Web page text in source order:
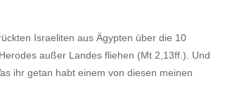
Israeliten aus Ägypten über die 10
außer Landes fliehen (Mt 2,13ff.). Und
ihr getan habt einem von diesen meinen